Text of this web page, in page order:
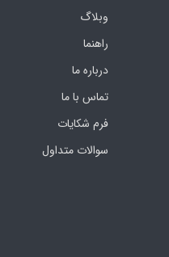
وبلاگ
راهنما
درباره ما
تماس با ما
فرم‌ شکایات
سوالات متداول